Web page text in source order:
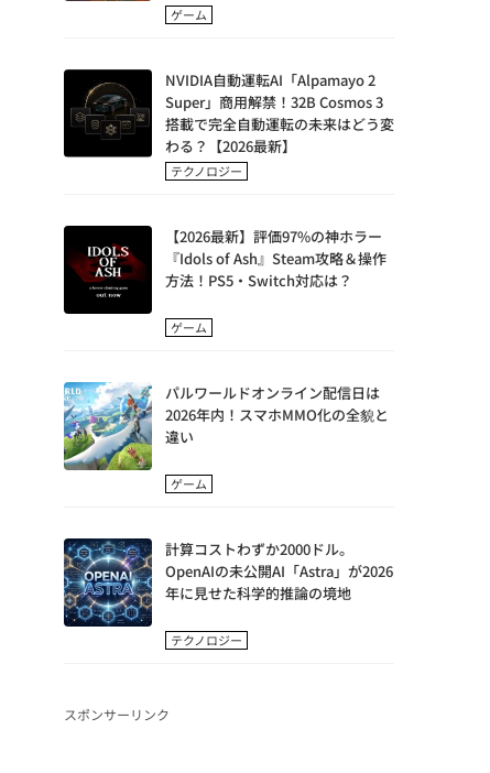
ゲーム
NVIDIA自動運転AI「Alpamayo 2
Super」商用解禁！32B Cosmos 3
搭載で完全自動運転の未来はどう変
わる？【2026最新】
テクノロジー
【2026最新】評価97%の神ホラー
『Idols of Ash』Steam攻略＆操作
方法！PS5・Switch対応は？
ゲーム
パルワールドオンライン配信日は
2026年内！スマホMMO化の全貌と
違い
ゲーム
計算コストわずか2000ドル。
OpenAIの未公開AI「Astra」が2026
年に見せた科学的推論の境地
テクノロジー
スポンサーリンク